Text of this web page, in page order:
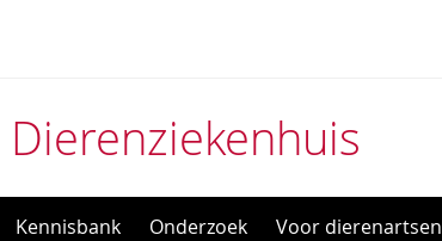
Kennisbank Onderzoek Voor dierenartsen